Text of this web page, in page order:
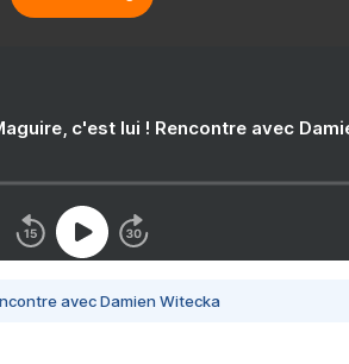
c'est lui ! Rencontre avec
avec Damien Witecka